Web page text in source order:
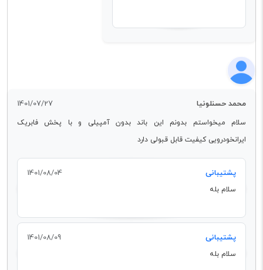
محمد حسنلونیا 1401/07/27
سلام میخواستم بدونم این باند بدون آمپیلی و با پخش فابریک
ایرانخودرویی کیفیت قابل قبولی دارد
پشتیبانی 1401/08/04
سلام بله
پشتیبانی 1401/08/09
سلام بله